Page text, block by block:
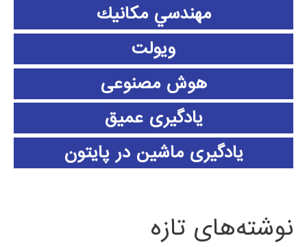
مهندسي مكانيك
ویولت
هوش مصنوعی
یادگیری عمیق
یادگیری ماشین در پایتون
نوشته‌های تازه